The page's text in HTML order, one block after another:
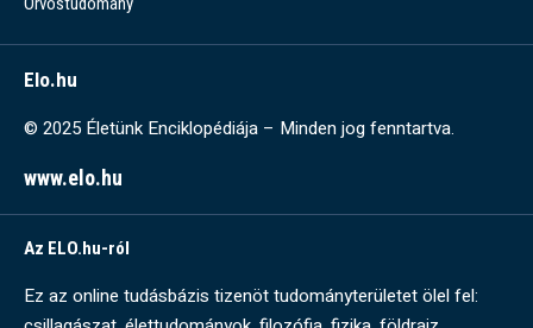
Elo.hu
© 2025 Életünk Enciklopédiája – Minden jog fenntartva.
www.elo.hu
Az ELO.hu-ról
Ez az online tudásbázis tizenöt tudományterületet ölel fel: